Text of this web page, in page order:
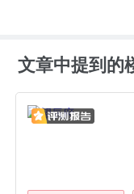
486米。楼盘
园，距离楼盘
综上，望辰府
文章中提到的